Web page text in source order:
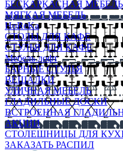
БЕСКАРКАСНАЯ МЕБЕЛЬ
МЯГКАЯ МЕБЕЛЬ
HoReKa
СТОЛЫ ДЛЯ КАФЕ
СТУЛЬЯ ДЛЯ КАФЕ
Мебель лофт
БАРНЫЕ СТУЛЬЯ
ВЕШАЛКИ
УЛИЧНАЯ МЕБЕЛЬ
ГЛАДИЛЬНЫЕ ДОСКИ
ВСТРОЕННАЯ
АКЦИИ
СТОЛЕШНИЦЫ ДЛЯ
ЗАКАЗАТЬ РАСПИЛ